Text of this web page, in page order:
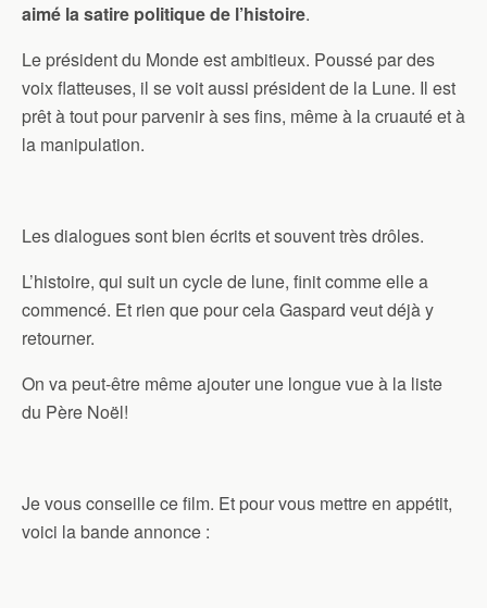
aimé la satire politique de l’histoire.
Le président du Monde est ambitieux. Poussé par des
voix flatteuses, il se voit aussi président de la Lune. Il est
prêt à tout pour parvenir à ses fins, même à la cruauté et à
la manipulation.
Les dialogues sont bien écrits et souvent très drôles.
L’histoire, qui suit un cycle de lune, finit comme elle a
commencé. Et rien que pour cela Gaspard veut déjà y
retourner.
On va peut-être même ajouter une longue vue à la liste
du Père Noël!
Je vous conseille ce film. Et pour vous mettre en appétit,
voici la bande annonce :